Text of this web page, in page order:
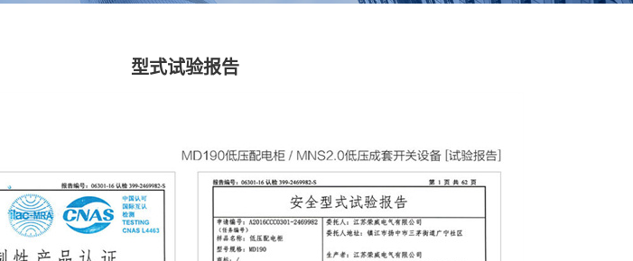
型式试验报告